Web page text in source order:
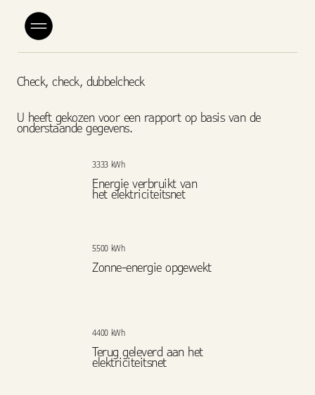
Check, check, dubbelcheck
U heeft gekozen voor een rapport op basis van de
onderstaande gegevens.
3333 kWh
Energie verbruikt van
het elektriciteitsnet
5500 kWh
Zonne-energie opgewekt
4400 kWh
Terug geleverd aan het
elektriciteitsnet